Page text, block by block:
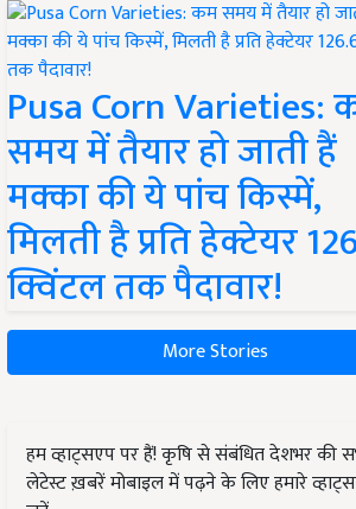
Pusa Corn Varieties:
समय में तैयार हो जाती हैं
मक्का की ये पांच किस्में,
मिलती है प्रति हेक्टेयर
क्विंटल तक पैदावार!
More Stories
हम व्हाट्सएप पर हैं! कृषि से संबंधित देशभर की
लेटेस्ट ख़बरें मोबाइल में पढ़ने के लिए हमारे